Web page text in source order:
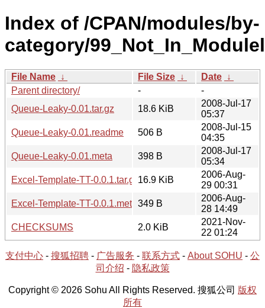
Index of /CPAN/modules/by-
category/
File Name ↓ File Size ↓ Date ↓
Parent directory/
-
-
Queue-Leaky-0.01.tar.gz
18.6 KiB
2008-Jul-17
05:37
Queue-Leaky-0.01.readme
506 B
2008-Jul-15
04:35
Queue-Leaky-0.01.meta
398 B
2008-Jul-17
05:34
Excel-Template-TT-0.0.1.tar.gz16.9 KiB
2006-Aug-
29 00:31
Excel-Template-TT-0.0.1.meta 349 B
2006-Aug-
28 14:49
CHECKSUMS
2.0 KiB
2021-Nov-
22 01:24
支付中心 - 搜狐招聘 - 广告服务 - 联系方式 - About SOHU - 公
司介绍 - 隐私政策
Copyright © 2026 Sohu All Rights Reserved. 搜狐公司 版权
所有